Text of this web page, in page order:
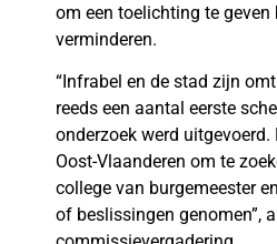
om een toelichting te
verminderen.
“Infrabel en de stad zijn
reeds een aantal eerste
onderzoek werd
Oost-Vlaanderen om te
college van burgemeester
of beslissingen genomen”,